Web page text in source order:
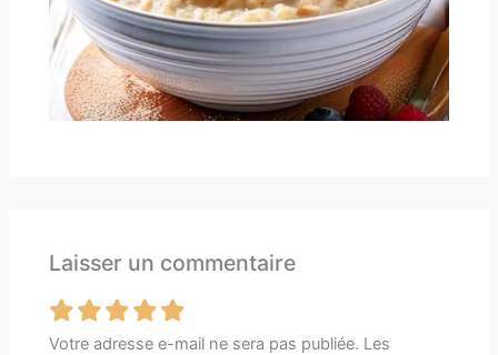
Laisser un commentaire
Votre adresse e-mail ne sera pas publiée. Les